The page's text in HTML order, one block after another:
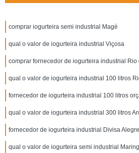
comprar iogurteira semi industrial Magé
qual o valor de iogurteira industrial Viçosa
comprar fornecedor de iogurteira industrial Rio
qual o valor de iogurteira industrial 100 litros
fornecedor de iogurteira industrial 100 litros
qual o valor de iogurteira industrial 300 litros
fornecedor de iogurteira industrial Divisa Alegre
qual o valor de iogurteira semi industrial